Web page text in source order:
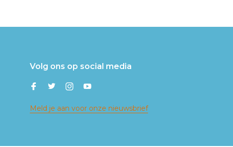
Volg ons op social media
Meld je aan voor onze nieuwsbrief